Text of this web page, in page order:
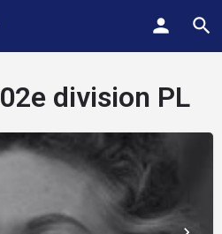
02e division PL